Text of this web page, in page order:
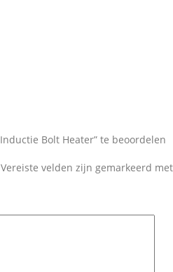
Bolt Heater” te beoordelen
Vereiste velden zijn gemarkeerd met